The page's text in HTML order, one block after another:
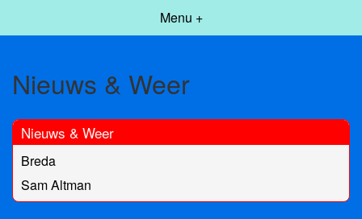
Menu +
Nieuws & Weer
Nieuws & Weer
Breda
Sam Altman